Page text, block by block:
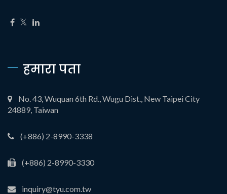
हमारा पता
No. 43, Wuquan 6th Rd., Wugu Dist., New Taipei City
24889, Taiwan
(+886) 2-8990-3338
(+886) 2-8990-3330
inquiry@tyu.com.tw